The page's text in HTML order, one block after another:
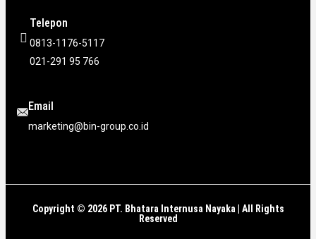
Telepon
0813-1176-5117
021-291 95 766
Email
marketing@bin-group.co.id
Copyright © 2026 PT. Bhatara Internusa Nayaka | All Rights
Reserved